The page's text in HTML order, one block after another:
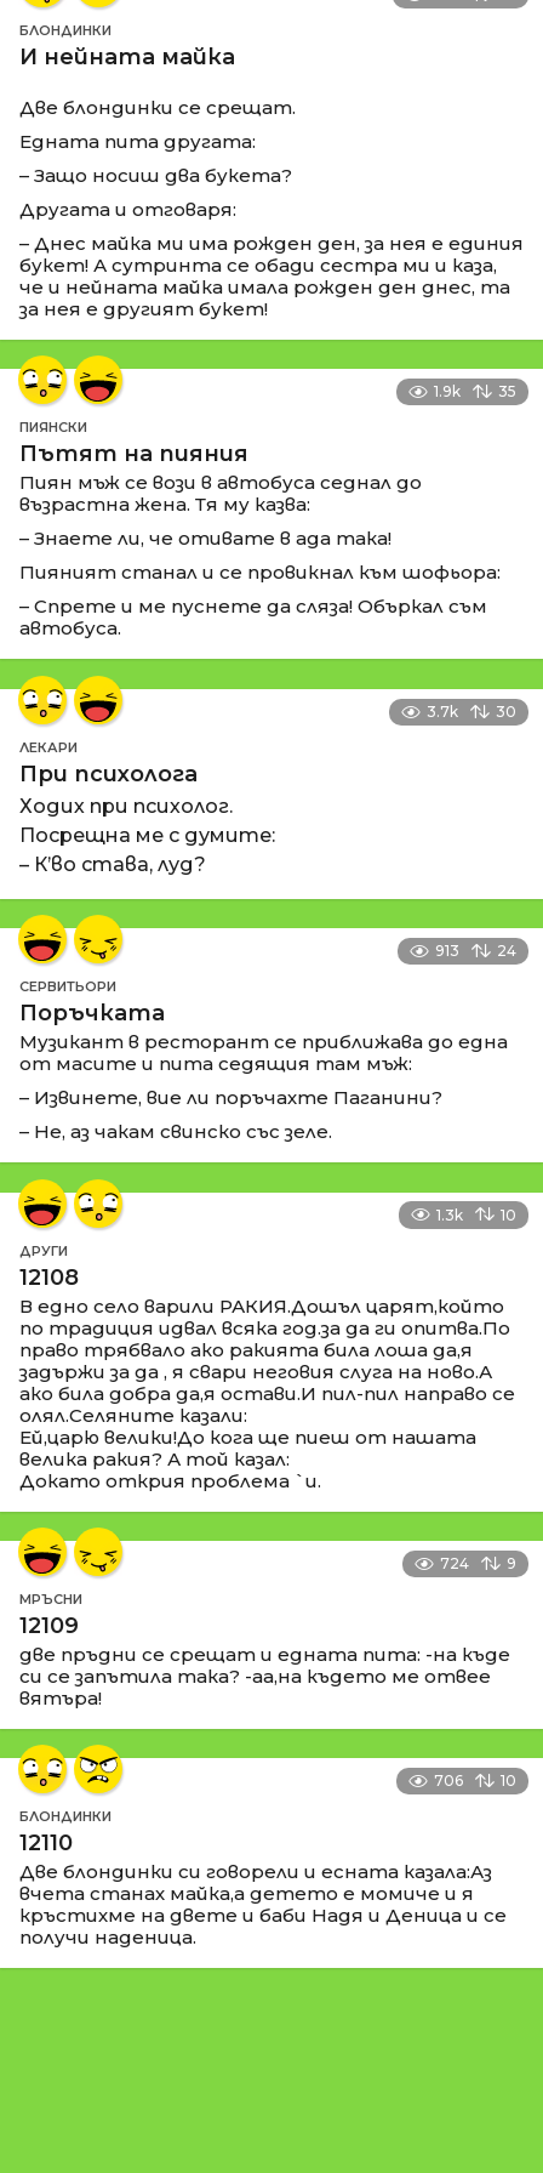
БЛОНДИНКИ
И нейната майка
Две блондинки се срещат.
Едната пита другата:
– Защо носиш два букета?
Другата и отговаря:
– Днес майка ми има рожден ден, за нея е единия
букет! А сутринта се обади сестра ми и каза,
че и нейната майка имала рожден ден днес, та
за нея е другият букет!
1.9k 35
ПИЯНСКИ
Пътят на пияния
Пиян мъж се вози в автобуса седнал до
възрастна жена. Тя му казва:
– Знаете ли, че отивате в ада така!
Пияният станал и се провикнал към шофьора:
– Спрете и ме пуснете да сляза! Объркал съм
автобуса.
3.7k 30
ЛЕКАРИ
При психолога
Ходих при психолог.
Посрещна ме с думите:
– К’во става, луд?
913 24
СЕРВИТЬОРИ
Поръчката
Музикант в ресторант се приближава до една
от масите и пита седящия там мъж:
– Извинете, вие ли поръчахте Паганини?
– Не, аз чакам свинско със зеле.
1.3k 10
ДРУГИ
12108
В едно село варили РАКИЯ.Дошъл царят,който
по традиция идвал всяка год.за да ги опитва.По
право трябвало ако ракията била лоша да,я
задържи за да , я свари неговия слуга на ново.А
ако била добра да,я остави.И пил-пил направо се
олял.Селяните казали:
Ей,царю велики!До кога ще пиеш от нашата
велика ракия? А той казал:
Докато открия проблема `и.
724 9
МРЪСНИ
12109
две пръдни се срещат и едната пита: -на къде
си се запътила така? -аа,на където ме отвее
вятъра!
706 10
БЛОНДИНКИ
12110
Две блондинки си говорели и есната казала:Аз
вчета станах майка,а детето е момиче и я
кръстихме на двете и баби Надя и Деница и се
получи наденица.